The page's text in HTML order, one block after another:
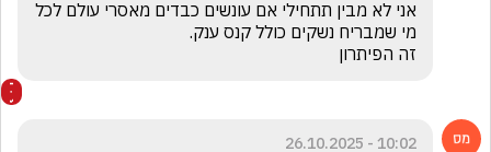
זה הפיתרון
10:02 - 26.10.2025